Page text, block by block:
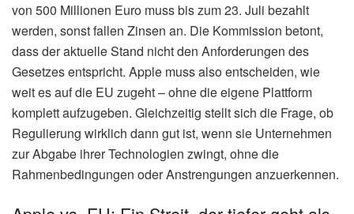
von 500 Millionen Euro muss bis zum 23. Juli bezahlt
werden, sonst fallen Zinsen an. Die Kommission betont,
dass der aktuelle Stand nicht den Anforderungen des
Gesetzes entspricht. Apple muss also entscheiden, wie
weit es auf die EU zugeht – ohne die eigene Plattform
komplett aufzugeben. Gleichzeitig stellt sich die Frage, ob
Regulierung wirklich dann gut ist, wenn sie Unternehmen
zur Abgabe ihrer Technologien zwingt, ohne die
Rahmenbedingungen oder Anstrengungen anzuerkennen.